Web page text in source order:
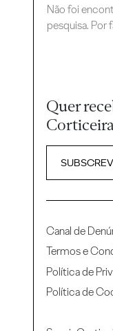
Não foi
pesquisa. Por
Quer
Canal de
Termos e
Política de
Política de